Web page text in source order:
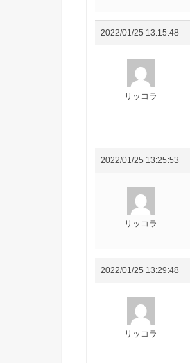
2022/01/25 13:15:48
リッコラ
2022/01/25 13:25:53
リッコラ
2022/01/25 13:29:48
リッコラ